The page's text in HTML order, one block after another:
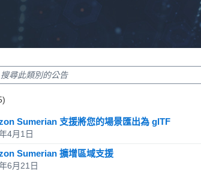
results: 1-5
Sumerian 支援將您的場景匯出為 glTF
4月1日
Sumerian 擴增區域支援
6月21日